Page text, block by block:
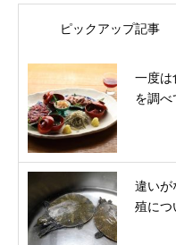
ピックアップ記事
一度は
を調べ
違いが
殖につ